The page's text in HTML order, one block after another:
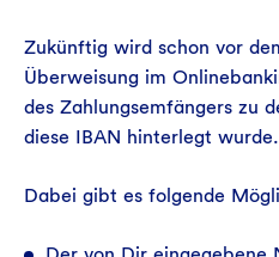
Zukünftig wird schon vor
Überweisung im
des Zahlungsemfängers zu
diese IBAN hinterlegt wurde.
Dabei gibt es folgende